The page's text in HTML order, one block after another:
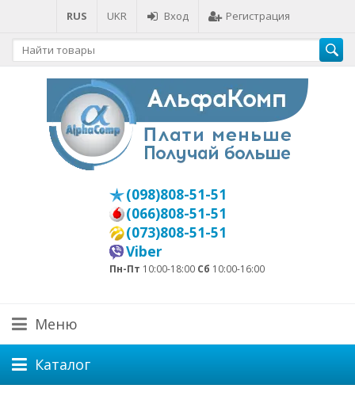
RUS UKR Вход Регистрация
(098)808-51-51
(066)808-51-51
(073)808-51-51
Viber
Пн-Пт 10:00-18:00 Сб 10:00-16:00
Меню
Каталог